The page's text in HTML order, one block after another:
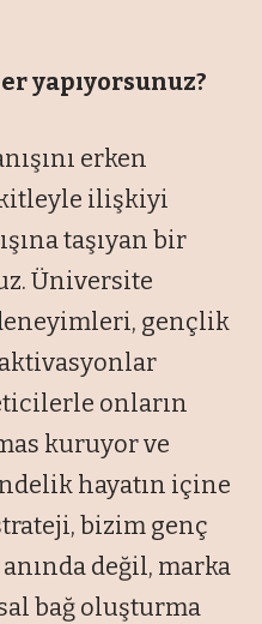
yapıyorsunuz?
erken
ilişkiyi
taşıyan bir
Üniversite
gençlik
onların
kuruyor ve
hayatın içine
bizim genç
değil, marka
bağ oluşturma